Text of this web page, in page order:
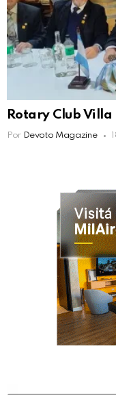
Rotary Club Villa
Por Devoto Magazine